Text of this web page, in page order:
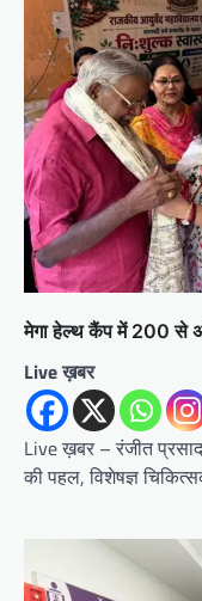
मेगा हेल्थ कैंप में 200 से
Live ख़बर
Live ख़बर – रंजीत प्रसाद
की पहल, विशेषज्ञ